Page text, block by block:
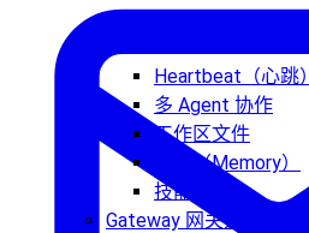
Heartbeat（心跳）
多 Agent 协作
工作区文件
记忆（Memory）
技能开发
Gateway 网关运行手册